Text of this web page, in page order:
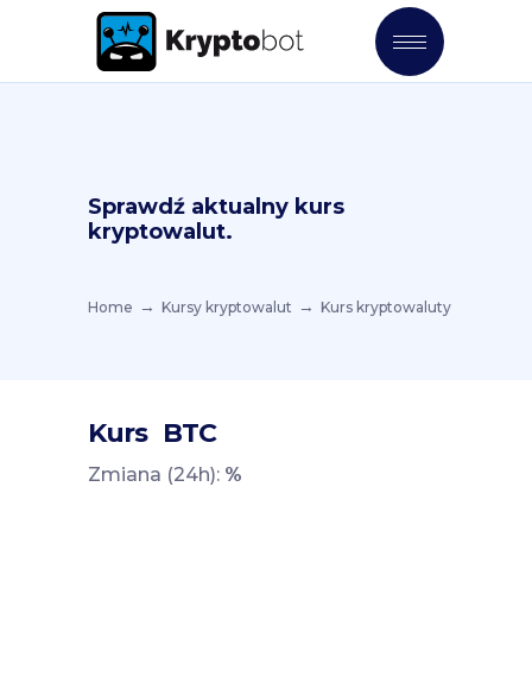
Sprawdź aktualny kurs
kryptowalut.
Home Kursy kryptowalut Kurs kryptowaluty
Kurs BTC
Zmiana (24h): %